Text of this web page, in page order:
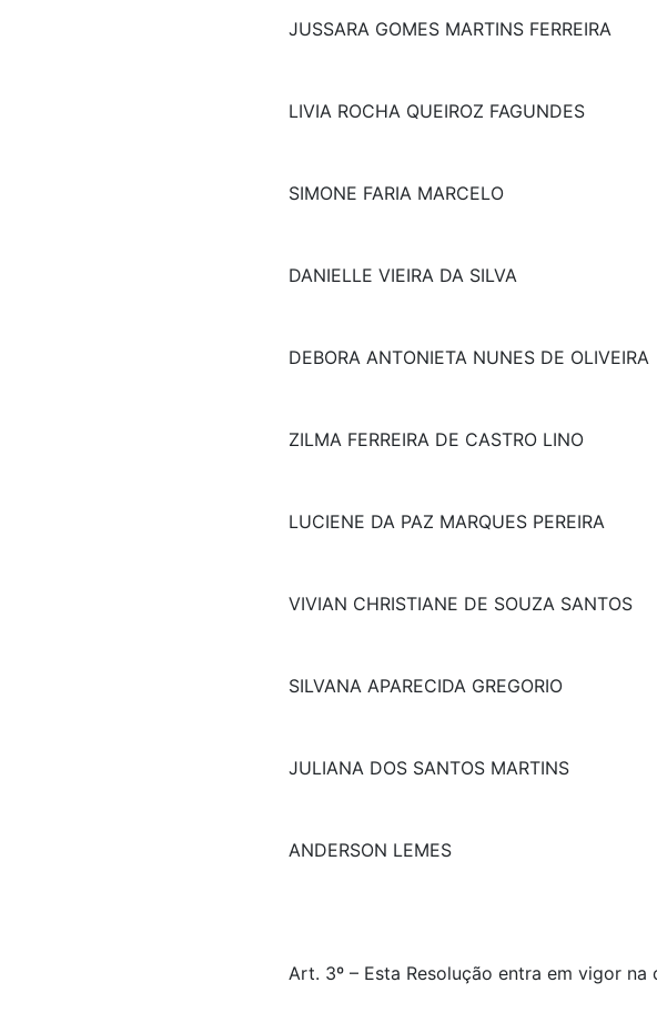
JUSSARA GOMES MARTINS FERREIRA
LIVIA ROCHA QUEIROZ FAGUNDES
SIMONE FARIA MARCELO
DANIELLE VIEIRA DA SILVA
DEBORA ANTONIETA NUNES DE OLIVEIRA
ZILMA FERREIRA DE CASTRO LINO
LUCIENE DA PAZ MARQUES PEREIRA
VIVIAN CHRISTIANE DE SOUZA SANTOS
SILVANA APARECIDA GREGORIO
JULIANA DOS SANTOS MARTINS
ANDERSON LEMES
Art. 3º – Esta Resolução entra em vigor na